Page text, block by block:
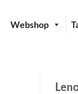
Webshop